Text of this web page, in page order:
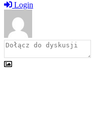
Login